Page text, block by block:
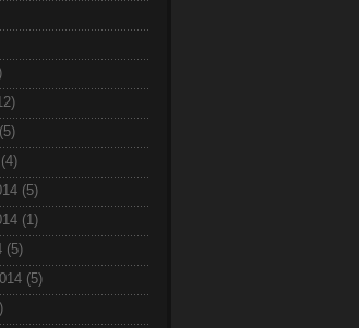
(5)
(4)
(5)
(1)
(5)
(5)